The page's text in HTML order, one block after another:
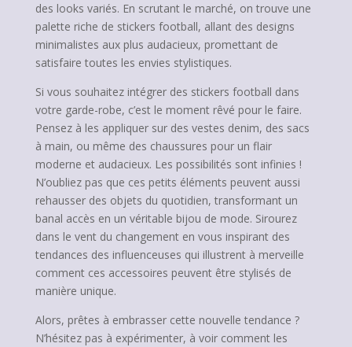
des looks variés. En scrutant le marché, on trouve une
palette riche de stickers football, allant des designs
minimalistes aux plus audacieux, promettant de
satisfaire toutes les envies stylistiques.
Si vous souhaitez intégrer des stickers football dans
votre garde-robe, c’est le moment rêvé pour le faire.
Pensez à les appliquer sur des vestes denim, des sacs
à main, ou même des chaussures pour un flair
moderne et audacieux. Les possibilités sont infinies !
N’oubliez pas que ces petits éléments peuvent aussi
rehausser des objets du quotidien, transformant un
banal accès en un véritable bijou de mode. Sirourez
dans le vent du changement en vous inspirant des
tendances des influenceuses qui illustrent à merveille
comment ces accessoires peuvent être stylisés de
manière unique.
Alors, prêtes à embrasser cette nouvelle tendance ?
N’hésitez pas à expérimenter, à voir comment les